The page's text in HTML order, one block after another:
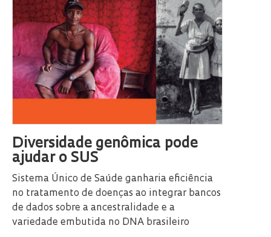
Diversidade genômica pode
ajudar o SUS
Sistema Único de Saúde ganharia eficiência
no tratamento de doenças ao integrar bancos
de dados sobre a ancestralidade e a
variedade embutida no DNA brasileiro